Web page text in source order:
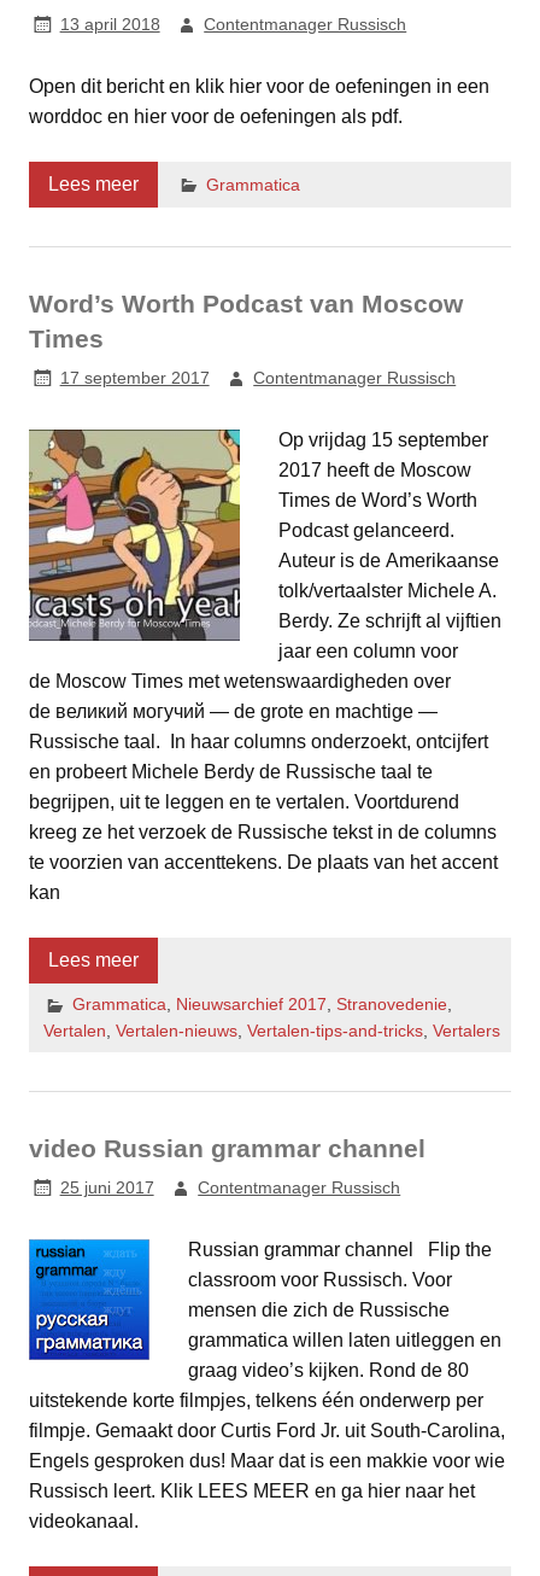
13 april 2018 Contentmanager Russisch
Open dit bericht en klik hier voor de oefeningen in een
worddoc en hier voor de oefeningen als pdf.
Lees meer Grammatica
Word’s Worth Podcast van Moscow
Times
17 september 2017 Contentmanager Russisch
Op vrijdag 15 september
2017 heeft de Moscow
Times de Word’s Worth
Podcast gelanceerd.
Auteur is de Amerikaanse
tolk/vertaalster Michele A.
Berdy. Ze schrijft al vijftien
jaar een column voor
de Moscow Times met wetenswaardigheden over
de великий могучий — de grote en machtige —
Russische taal. In haar columns onderzoekt, ontcijfert
en probeert Michele Berdy de Russische taal te
begrijpen, uit te leggen en te vertalen. Voortdurend
kreeg ze het verzoek de Russische tekst in de columns
te voorzien van accenttekens. De plaats van het accent
kan
Lees meer
Grammatica, Nieuwsarchief 2017, Stranovedenie,
Vertalen Vertalen-nieuws, Vertalen-tips-and-tricks, Vertalers
video Russian grammar channel
25 juni 2017 Contentmanager Russisch
Russian grammar channel Flip the
classroom voor Russisch. Voor
mensen die zich de Russische
grammatica willen laten uitleggen en
graag video’s kijken. Rond de 80
uitstekende korte filmpjes, telkens één onderwerp per
filmpje. Gemaakt door Curtis Ford Jr. uit South-Carolina,
Engels gesproken dus! Maar dat is een makkie voor wie
Russisch leert. Klik LEES MEER en ga hier naar het
videokanaal.